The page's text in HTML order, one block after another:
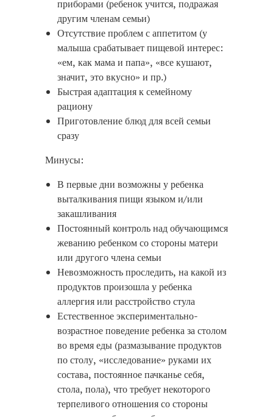
приборами (ребенок учится, подражая
другим членам семьи)
Отсутствие проблем с аппетитом (у
малыша срабатывает пищевой интерес:
«ем, как мама и папа», «все кушают,
значит, это вкусно» и пр.)
Быстрая адаптация к семейному
рациону
Приготовление блюд для всей семьи
сразу
Минусы:
В первые дни возможны у ребенка
выталкивания пищи языком и/или
закашливания
Постоянный контроль над обучающимся
жеванию ребенком со стороны матери
или другого члена семьи
Невозможность проследить, на какой из
продуктов произошла у ребенка
аллергия или расстройство стула
Естественное экспериментально-
возрастное поведение ребенка за столом
во время еды (размазывание продуктов
по столу, «исследование» руками их
состава, постоянное пачканье себя,
стола, пола), что требует некоторого
терпеливого отношения со стороны